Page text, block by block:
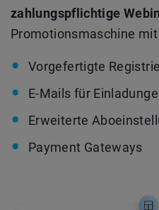
zahlungspflichtige
Promotionsmaschine
Vorgefertigte
E-Mails für
Erweiterte
Payment Gateways